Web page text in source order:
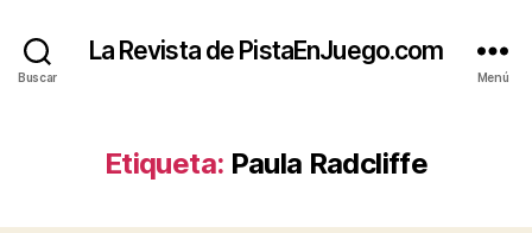
Buscar
La Revista de PistaEnJuego.com
Menú
Etiqueta: Paula Radcliffe